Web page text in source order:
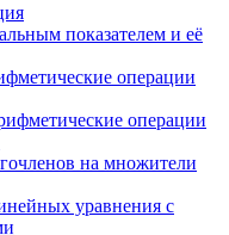
показателем и её
операции
операции
на множители
уравнения с